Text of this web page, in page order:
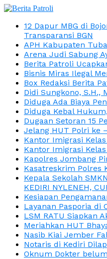
12 Dapur MBG di
Transparansi BGN
APH Kabupaten
Arena Judi Sabung
Berita Patroli
Bisnis Miras Ilegal
Box Redaksi Berita
Didi Sungkono,
Diduga Ada Biaya
Diduga Kebal
Dugaan Setoran 15
Jelang HUT Polri ke
Kantor Imigrasi
Kantor Imigrasi
Kapolres Jombang
Kasatreskrim Polres
Kepala Sekolah
KEDIRI NYLENEH,
Kesiapan
Layanan Pasporia di
LSM RATU Siapkan
Meriahkan HUT
Nasib Kiai Jember
Notaris di Kediri
Oknum Dokter